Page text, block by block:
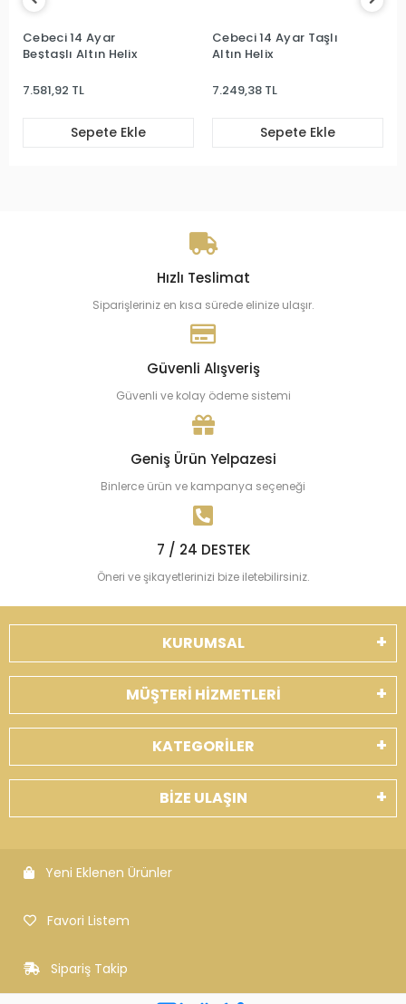
Cebeci 14 Ayar
Beştaşlı Altın Helix
7.581,92 TL
Sepete Ekle
Cebeci 14 Ayar Taşlı
Altın Helix
7.249,38 TL
Sepete Ekle
Hızlı Teslimat
Siparişleriniz en kısa sürede elinize ulaşır.
Güvenli Alışveriş
Güvenli ve kolay ödeme sistemi
Geniş Ürün Yelpazesi
Binlerce ürün ve kampanya seçeneği
7 / 24 DESTEK
Öneri ve şikayetlerinizi bize iletebilirsiniz.
KURUMSAL
MÜŞTERİ HİZMETLERİ
KATEGORİLER
BİZE ULAŞIN
Yeni Eklenen Ürünler
Favori Listem
Sipariş Takip